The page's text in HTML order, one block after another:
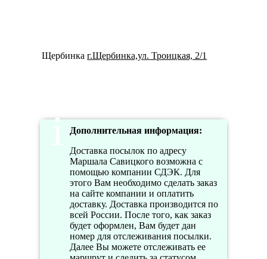
Щербинка г.Щербинка,ул. Троицкая, 2/1
Дополнительная информация:
Доставка посылок по адресу
Маршала Савицкого возможна с
помощью компании СДЭК. Для
этого Вам необходимо сделать заказ
на сайте компании и оплатить
доставку. Доставка производится по
всей России. После того, как заказ
будет оформлен, Вам будет дан
номер для отслеживания посылки.
Далее Вы можете отслеживать ее